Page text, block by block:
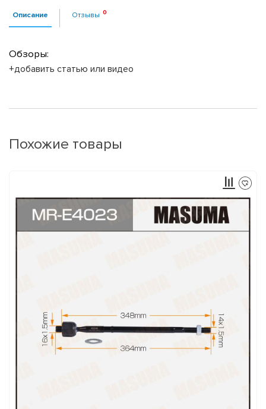
Описание Отзывы
Обзоры:
+добавить статью или видео
Похожие товары